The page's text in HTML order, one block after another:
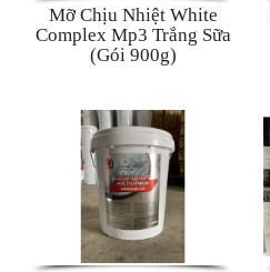
Mỡ Chịu Nhiệt White
Complex Mp3 Trắng Sữa
(Gói 900g)